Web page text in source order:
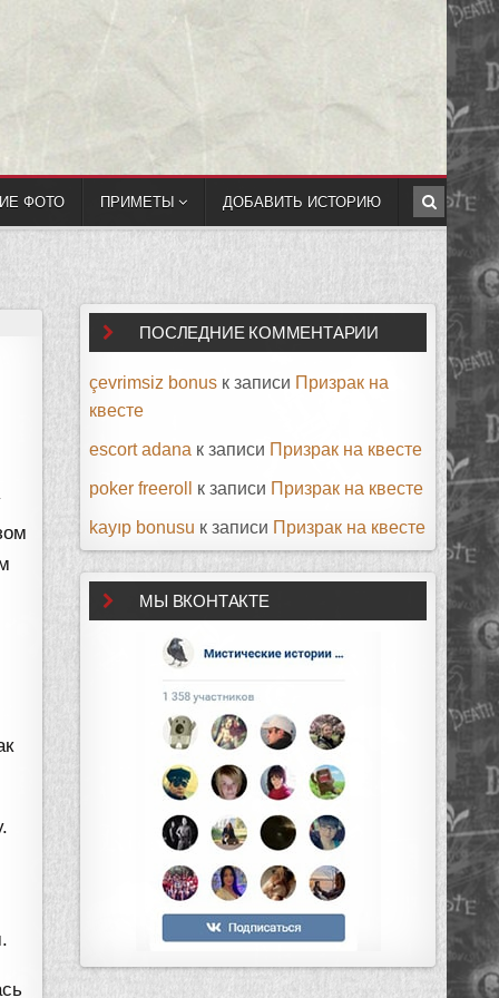
ФОТО ПРИМЕТЫ ДОБАВИТЬ ИСТОРИЮ
ПОСЛЕДНИЕ КОММЕНТАРИИ
çevrimsiz bonus к записи Призрак на
квесте
escort adana к записи Призрак на квесте
poker freeroll к записи Призрак на квесте
kayıp bonusu к записи Призрак на квесте
МЫ ВКОНТАКТЕ